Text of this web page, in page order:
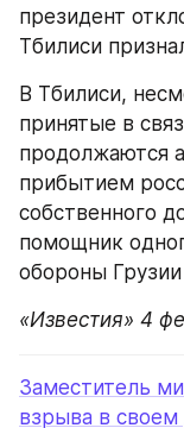
президент
Тбилиси
В Тбилиси,
принятые в
продолжаются
прибытием
собственного
помощник
обороны
«Известия» 4
Заместитель
взрыва в